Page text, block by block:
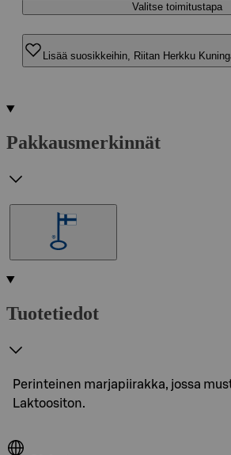
Valitse toimitustapa
Lisää suosikkeihin, Riitan Herkku
Pakkausmerkinnät
Tuotetiedot
Perinteinen marjapiirakka, jossa
Laktoositon.